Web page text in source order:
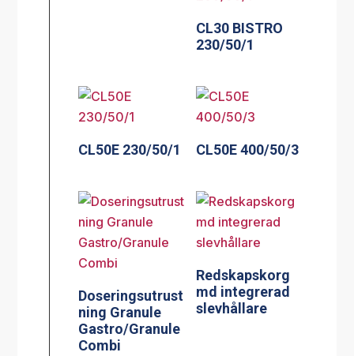
CL30 BISTRO
230/50/1
CL50E 230/50/1 CL50E 400/50/3
Doseringsutrust
ning Granule
Gastro/Granule
Combi
Redskapskorg
md integrerad
slevhållare